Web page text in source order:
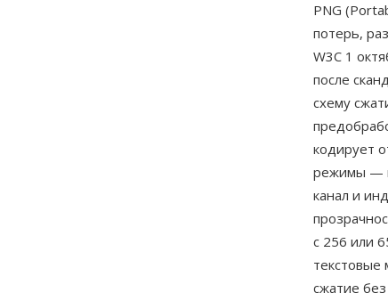
PNG
потерь,
W3C 1
после
схему
кодирует
режимы —
канал и
с 256 или
сжатие